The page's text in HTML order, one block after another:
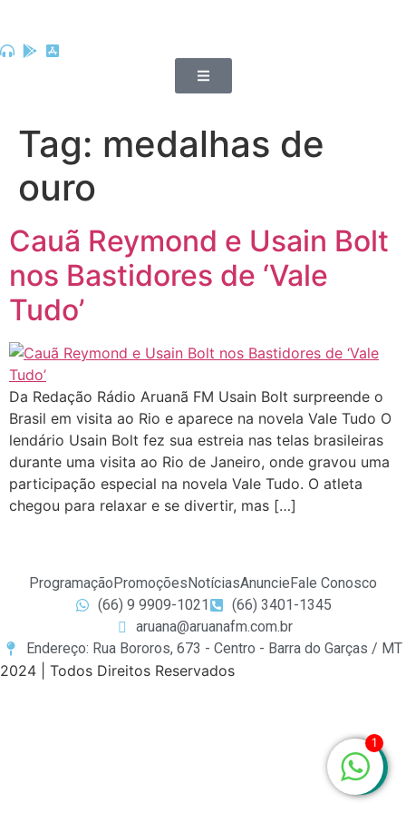
Tag: medalhas de
ouro
Cauã Reymond e Usain Bolt
nos Bastidores de ‘Vale
Tudo’
Da Redação Rádio Aruanã FM Usain Bolt surpreende o
Brasil em visita ao Rio e aparece na novela Vale Tudo O
lendário Usain Bolt fez sua estreia nas telas brasileiras
durante uma visita ao Rio de Janeiro, onde gravou uma
participação especial na novela Vale Tudo. O atleta
chegou para relaxar e se divertir, mas […]
Programação Promoções NotíciasAnuncie Fale Conosco
(66) 9 9909-1021
(66) 3401-1345
aruana@aruanafm.com.br
Endereço: Rua Bororos, 673 - Centro - Barra do Garças / MT
2024 | Todos Direitos Reservados
1
casibom giriş casibom